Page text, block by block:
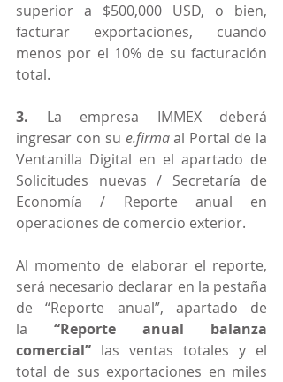
superior a $500,000 USD, o bien,
facturar exportaciones, cuando
menos por el 10% de su facturación
total.
3. La empresa IMMEX deberá
ingresar con su e.firma al Portal de la
Ventanilla Digital en el apartado de
Solicitudes nuevas / Secretaría de
Economía / Reporte anual en
operaciones de comercio exterior.
Al momento de elaborar el reporte,
será necesario declarar en la pestaña
de “Reporte anual”, apartado de
la “Reporte anual balanza
comercial” las ventas totales y el
total de sus exportaciones en miles